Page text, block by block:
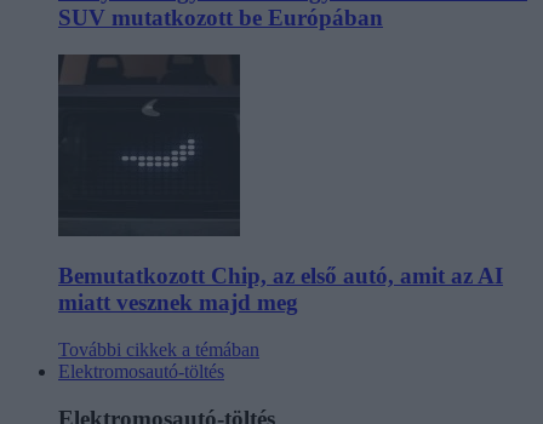
SUV mutatkozott be Európában
Bemutatkozott Chip, az első autó, amit az AI
miatt vesznek majd meg
További cikkek a témában
Elektromosautó-töltés
Elektromosautó-töltés